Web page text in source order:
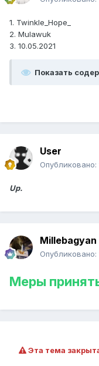
1. Twinkle_Hope_
2. Mulawuk
3. 10.05.2021
Показать
User
Опубликовано:
Up.
Millebagyan
Опубликовано:
Меры
Эта тема